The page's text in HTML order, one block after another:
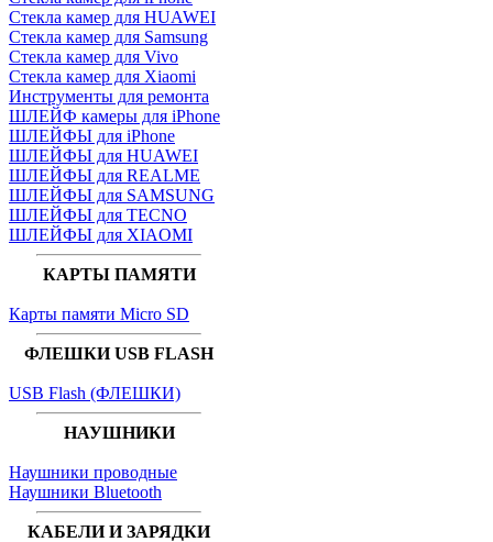
Стекла камер для HUAWEI
Стекла камер для Samsung
Стекла камер для Vivo
Стекла камер для Xiaomi
Инструменты для ремонта
ШЛЕЙФ камеры для iPhone
ШЛЕЙФЫ для iPhone
ШЛЕЙФЫ для HUAWEI
ШЛЕЙФЫ для REALME
ШЛЕЙФЫ для SAMSUNG
ШЛЕЙФЫ для TECNO
ШЛЕЙФЫ для XIAOMI
КАРТЫ ПАМЯТИ
Карты памяти Micro SD
ФЛЕШКИ USB FLASH
USB Flash (ФЛЕШКИ)
НАУШНИКИ
Наушники проводные
Наушники Bluetooth
КАБЕЛИ И ЗАРЯДКИ